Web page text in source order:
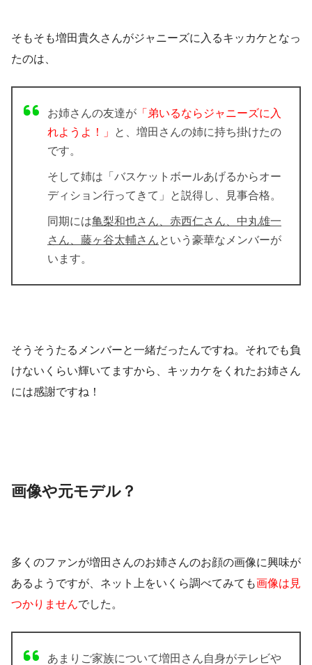
そもそも増田貴久さんがジャニーズに入るキッカケとなっ
たのは、
お姉さんの友達が 「弟いるならジャニーズに入
れようよ！」
と、増田さんの姉に持ち掛けたの
です。
そして姉は「バスケットボールあげるからオー
ディション行ってきて」と説得し、見事合格。
同期には亀梨和也さん、赤西仁さん、中丸雄一
さん、藤ヶ谷太輔さんという豪華なメンバーが
います。
そうそうたるメンバーと一緒だったんですね。それでも負
けないくらい輝いてますから、キッカケをくれたお姉さん
には感謝ですね！
画像や元モデル？
多くのファンが増田さんのお姉さんのお顔の画像に興味が
あるようですが、ネット上をいくら調べてみても画像は見
つかりませんでした。
あまりご家族について増田さん自身がテレビや